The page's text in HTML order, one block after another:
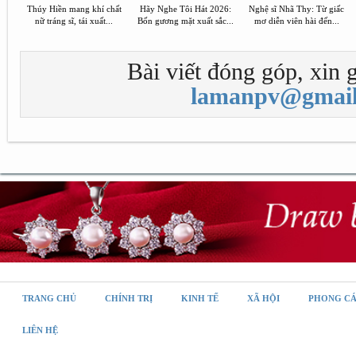
Thúy Hiền mang khí chất
nữ tráng sĩ, tái xuất...
Hãy Nghe Tôi Hát 2026:
Bốn gương mặt xuất sắc...
Nghệ sĩ Nhã Thy: Từ giấc
mơ diễn viên hài đến...
Bài viết đóng góp, xin
TRANG CHỦ CHÍNH TRỊ KINH TẾ XÃ HỘI PHONG
LIÊN HỆ